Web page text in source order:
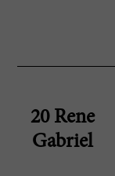
20 Rene
Gabriel